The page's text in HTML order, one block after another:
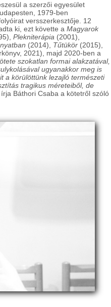
a szerzői egyesület
1979-ben
versszerkesztője. 12
ki, ezt követte a Magyarok
Plekniterápia (2001),
(2014), Tűtükör (2015),
2021), majd 2020-ben a
szokatlan formai alakzatával,
ugyanakkor meg is
a körülöttünk lezajló természeti
tragikus méreteiből, de
Báthori Csaba a kötetről szóló